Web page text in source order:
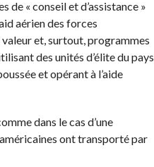
« conseil et d’assistance »
aérien des forces
et, surtout, programmes
des unités d’élite du pays
et opérant à l’aide
dans le cas d’une
ont transporté par